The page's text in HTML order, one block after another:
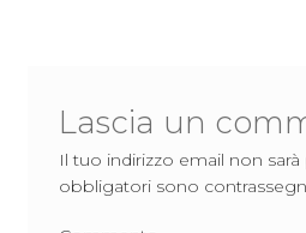
Lascia un
Il tuo indirizzo email non
obbligatori sono